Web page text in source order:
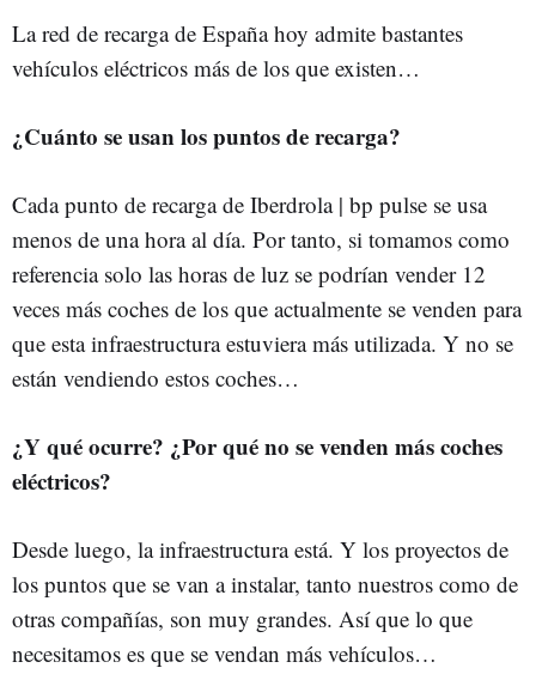
La red de recarga de España hoy admite bastantes
vehículos eléctricos más de los que existen…
¿Cuánto se usan los puntos de recarga?
Cada punto de recarga de Iberdrola | bp pulse se usa
menos de una hora al día. Por tanto, si tomamos como
referencia solo las horas de luz se podrían vender 12
veces más coches de los que actualmente se venden para
que esta infraestructura estuviera más utilizada. Y no se
están vendiendo estos coches…
¿Y qué ocurre? ¿Por qué no se venden más coches
eléctricos?
Desde luego, la infraestructura está. Y los proyectos de
los puntos que se van a instalar, tanto nuestros como de
otras compañías, son muy grandes. Así que lo que
necesitamos es que se vendan más vehículos…